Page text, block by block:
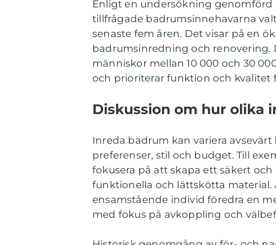
Enligt en undersökning genomförd
tillfrågade badrumsinnehavarna
senaste fem åren. Det visar på en
badrumsinredning och renovering.
människor mellan 10 000 och 30
och prioriterar funktion och kvalitet
Diskussion om hur olika
Inreda badrum kan variera
preferenser, stil och budget. Till
fokusera på att skapa ett säkert
funktionella och lättskötta material.
ensamstående individ föredra en
med fokus på avkoppling och